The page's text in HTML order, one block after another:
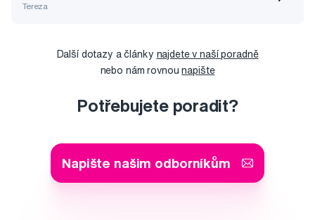
Tereza
Další dotazy a články najdete v naší poradně
nebo nám rovnounapište
Potřebujete poradit?
Napište našim odborníkům